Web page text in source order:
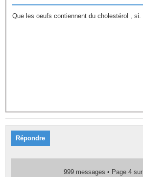
Que les oeufs contiennent du cholestérol , si.
Répondre
999 messages • Page 4 sur